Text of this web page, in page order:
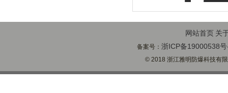
网站首页 关
备案号：浙ICP备19000538
© 2018 浙江雅明防爆科技有